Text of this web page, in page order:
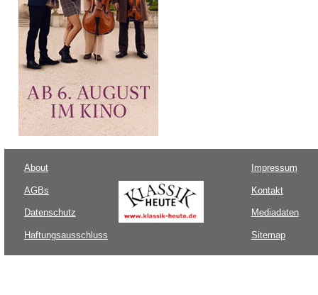
About
AGBs
Datenschutz
Haftungsausschluss
Impressum
Kontakt
Mediadaten
Sitemap